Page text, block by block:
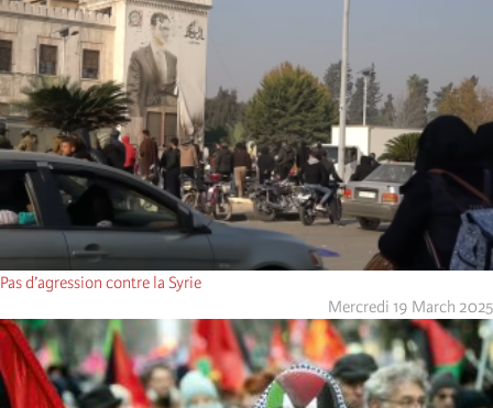
Pas d’agression contre la Syrie
Mercredi 19 March 2025